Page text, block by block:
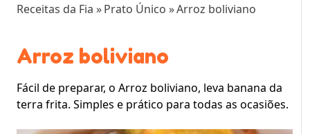
Receitas da Fia »Prato Único »Arroz boliviano
Arroz boliviano
Fácil de preparar, o Arroz boliviano, leva banana da
terra frita. Simples e prático para todas as ocasiões.